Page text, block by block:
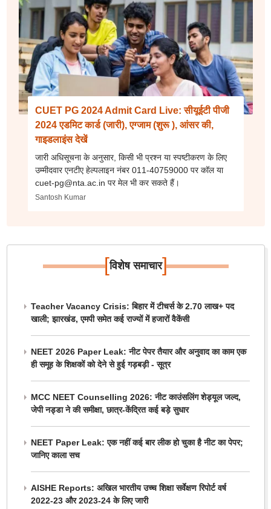
CUET PG 2024 Admit Card Live: सीयूईटी पीजी
2024 एडमिट कार्ड (जारी), एग्जाम (शुरू ), आंसर की,
गाइडलाइंस देखें
जारी अधिसूचना के अनुसार, किसी भी प्रश्न या स्पष्टीकरण के लिए
उम्मीदवार एनटीए हेल्पलाइन नंबर 011-40759000 पर कॉल या
cuet-pg@nta.ac.in पर मेल भी कर सकते हैं।
Santosh Kumar
[विशेष समाचार]
Teacher Vacancy Crisis: बिहार में टीचर्स के 2.70 लाख+ पद
खाली; झारखंड, एमपी समेत कई राज्यों में हजारों वैकेंसी
NEET 2026 Paper Leak: नीट पेपर तैयार और अनुवाद का काम एक
ही समूह के शिक्षकों को देने से हुई गड़बड़ी - सूत्र
MCC NEET Counselling 2026: नीट काउंसलिंग शेड्यूल जल्द,
जेपी नड्डा ने की समीक्षा, छात्र-केंद्रित कई बड़े सुधार
NEET Paper Leak: एक नहीं कई बार लीक हो चुका है नीट का पेपर;
जानिए काला सच
AISHE Reports: अखिल भारतीय उच्च शिक्षा सर्वेक्षण रिपोर्ट वर्ष
2022-23 और 2023-24 के लिए जारी